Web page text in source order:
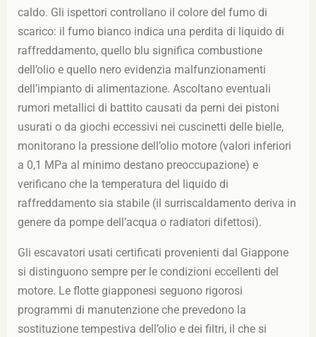
caldo. Gli ispettori controllano il colore del fumo di
scarico: il fumo bianco indica una perdita di liquido di
raffreddamento, quello blu significa combustione
dell’olio e quello nero evidenzia malfunzionamenti
dell’impianto di alimentazione. Ascoltano eventuali
rumori metallici di battito causati da perni dei pistoni
usurati o da giochi eccessivi nei cuscinetti delle bielle,
monitorano la pressione dell’olio motore (valori inferiori
a 0,1 MPa al minimo destano preoccupazione) e
verificano che la temperatura del liquido di
raffreddamento sia stabile (il surriscaldamento deriva in
genere da pompe dell’acqua o radiatori difettosi).
Gli escavatori usati certificati provenienti dal Giappone
si distinguono sempre per le condizioni eccellenti del
motore. Le flotte giapponesi seguono rigorosi
programmi di manutenzione che prevedono la
sostituzione tempestiva dell’olio e dei filtri, il che si